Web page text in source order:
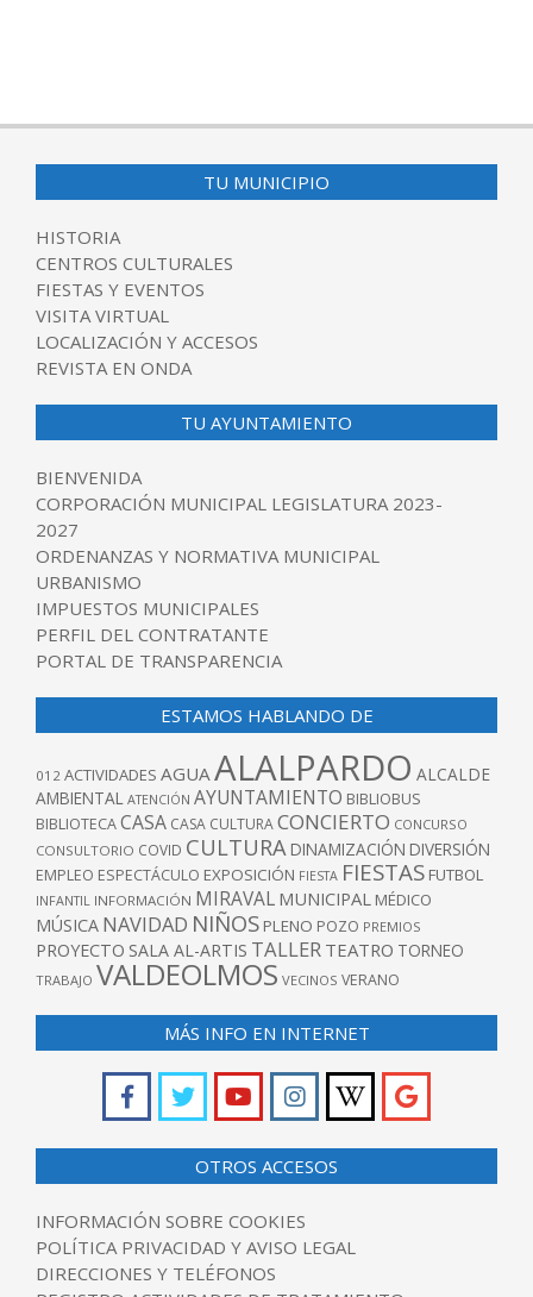
TU MUNICIPIO
HISTORIA
CENTROS CULTURALES
FIESTAS Y EVENTOS
VISITA VIRTUAL
LOCALIZACIÓN Y ACCESOS
REVISTA EN ONDA
TU AYUNTAMIENTO
BIENVENIDA
CORPORACIÓN MUNICIPAL LEGISLATURA 2023-
2027
ORDENANZAS Y NORMATIVA MUNICIPAL
URBANISMO
IMPUESTOS MUNICIPALES
PERFIL DEL CONTRATANTE
PORTAL DE TRANSPARENCIA
ESTAMOS HABLANDO DE
012 ACTIVIDADES AGUAALALPARDO ALCALDE
AMBIENTAL ATENCIÓN AYUNTAMIENTO BIBLIOBUS
BIBLIOTECACASA CASA CULTURACONCIERTO CONCURSO
CONSULTORIO COVID CULTURA DINAMIZACIÓN DIVERSIÓN
EMPLEO ESPECTÁCULO EXPOSICIÓN FIESTA FIESTAS FUTBOL
INFANTIL INFORMACIÓN MIRAVAL MUNICIPAL MÉDICO
MÚSICA NAVIDAD NIÑOS PLENO POZO PREMIOS
PROYECTO SALA AL-ARTIS TALLER TEATRO TORNEO
TRABAJO VALDEOLMOS VECINOS VERANO
MÁS INFO EN INTERNET
OTROS ACCESOS
INFORMACIÓN SOBRE COOKIES
POLÍTICA PRIVACIDAD Y AVISO LEGAL
DIRECCIONES Y TELÉFONOS